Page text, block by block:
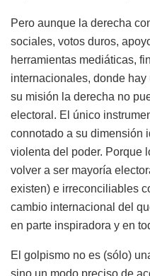
Pero aunque la derecha
sociales, votos duros,
herramientas mediáticas,
internacionales, donde
su misión la derecha no
electoral. El único
connotado a su dimensión
violenta del poder. Porque
volver a ser mayoría
existen) e irreconciliables
cambio internacional del
en parte inspiradora y en
El golpismo no es (sólo)
sino un modo preciso de